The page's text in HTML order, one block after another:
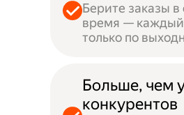
Берите заказы в
время — каждый
только по
Больше, чем
конкурентов